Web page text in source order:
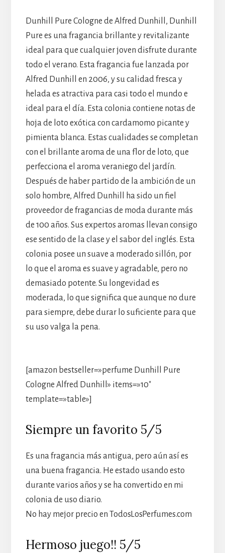
Dunhill Pure Cologne de Alfred Dunhill, Dunhill
Pure es una fragancia brillante y revitalizante
ideal para que cualquier joven disfrute durante
todo el verano. Esta fragancia fue lanzada por
Alfred Dunhill en 2006, y su calidad fresca y
helada es atractiva para casi todo el mundo e
ideal para el día. Esta colonia contiene notas de
hoja de loto exótica con cardamomo picante y
pimienta blanca. Estas cualidades se completan
con el brillante aroma de una flor de loto, que
perfecciona el aroma veraniego del jardín.
Después de haber partido de la ambición de un
solo hombre, Alfred Dunhill ha sido un fiel
proveedor de fragancias de moda durante más
de 100 años. Sus expertos aromas llevan consigo
ese sentido de la clase y el sabor del inglés. Esta
colonia posee un suave a moderado sillón, por
lo que el aroma es suave y agradable, pero no
demasiado potente. Su longevidad es
moderada, lo que significa que aunque no dure
para siempre, debe durar lo suficiente para que
su uso valga la pena.
[amazon bestseller=»perfume Dunhill Pure
Cologne Alfred Dunhill» items=»10″
template=»table»]
Siempre un favorito 5/5
Es una fragancia más antigua, pero aún así es
una buena fragancia. He estado usando esto
durante varios años y se ha convertido en mi
colonia de uso diario.
No hay mejor precio en TodosLosPerfumes.com
Hermoso juego!! 5/5